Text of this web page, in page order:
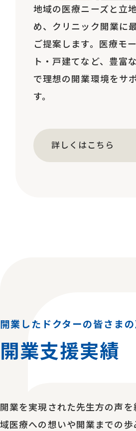
地域の医療ニーズと立
め、クリニック開業に
ご提案します。医療モ
ト・戸建てなど、豊富
で理想の開業環境をサ
す。
詳しくはこちら
開業したドクターの皆さま
開業支援実績
開業を実現された先生方の声
域医療への想いや開業までの